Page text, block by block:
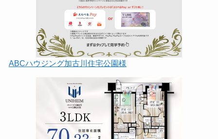
ABCハウジング加古川住宅公園様